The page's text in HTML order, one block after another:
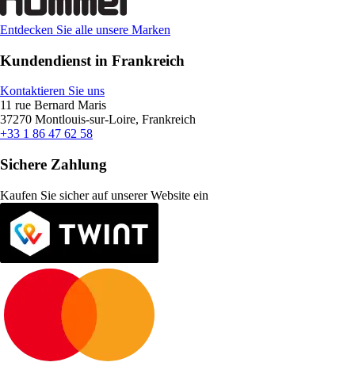
Entdecken Sie alle unsere Marken
Kundendienst in Frankreich
Kontaktieren Sie uns
11 rue Bernard Maris
37270 Montlouis-sur-Loire, Frankreich
+33 1 86 47 62 58
Sichere Zahlung
Kaufen Sie sicher auf unserer Website ein